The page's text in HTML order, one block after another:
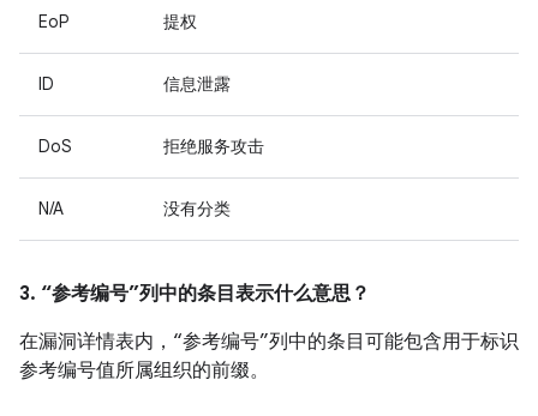
EoP 提权
ID 信息泄露
DoS 拒绝服务攻击
N/A 没有分类
3. “参考编号”列中的条目表示什么意思？
在漏洞详情表内，“参考编号”列中的条目可能包含用于标识
参考编号值所属组织的前缀。